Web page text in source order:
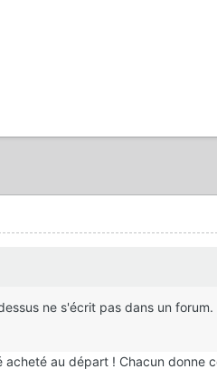
ne s'écrit pas dans un forum.
au départ ! Chacun donne